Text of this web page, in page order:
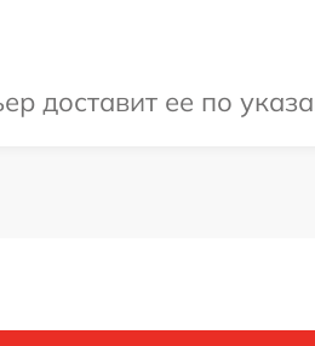
доставит ее по